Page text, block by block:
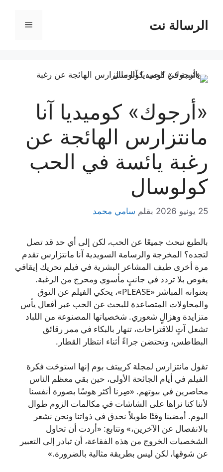
المحتوىالرسالة نت القائمة
«أرجوك» كوميديا آنا
مانتزارس الهائجة عن
رغبة يائسة في الحب
كولوسال
25 يونيو 2026 بقلم سامي محمد
بالطبع نبحث جميعًا عن الحب، لكن إلى أي حد قد تصل
لتجده؟ المخرجة والرسامة السويدية آنا مانتزارس تقدم
مرة أخرى طيف المشاعر البشرية في فيلم تحريك إيقافي
يغوص بلا تردد في جانبٍ مأسوي ومحرج من الرغبة.
بعنوانه المباشر «PLEASE»، يحكي الفيلم عن التوق
والمحاولات المتصاعدة للبحث عن الحب عبر أفعال يأس
متزايدة وهزالٍ شعوري. شخصياتها المصنوعة من اللباد
تشعل آتٍ للاقتراحات، تنهار بالبكاء في ممر رقائق
البطاطس، وتحتضن جراءً أثناء انتظار القطار.
تقول مانتزارس لمجلة كرييتف بوم إنها استوحَت فكرة
الفيلم في أيام الجائحة الأولى، حين بقي معظم الناس
محاصرين في بيوتهم. «صِرنا أكثر هوسًا بصورة أنفسنا
لأننا كنا نراها على الشاشات في مكالمات الزوم طوال
اليوم. أمضينا وقتًا طويلاً نحدق في ذواتنا ونحن نشعر
بالانفصال عن الآخرين،» وتتابع: «أردت أن تحاول
الشخصيات الخروج من هذه الفقاعة، أن تبادر إلى التعبير
عن شوقها، لكن ليس بطريقة مثالية بالضرورة.»